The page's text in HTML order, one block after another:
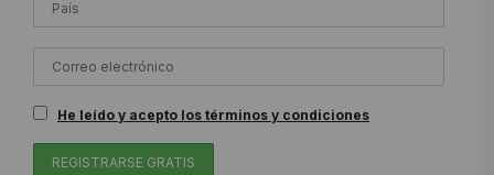
He leído y acepto los términos y condiciones